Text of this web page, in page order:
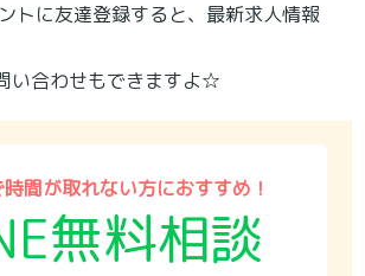
トに友達登録すると、最新求人情報
い合わせもできますよ☆
時間が取れない方におすすめ！
無料相談